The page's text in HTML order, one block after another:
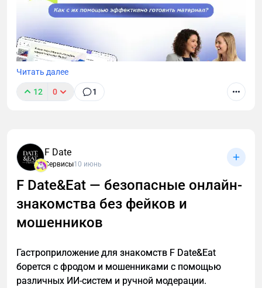
презентаций, проверочных работ, отчетности.
Именно здесь нейросети могут существенно
облегчить процесс.
Читать далее
12 0 1
F Date
Сервисы10 июнь
F Date&Eat — безопасные онлайн-
знакомства без фейков и
мошенников
Гастроприложение для знакомств F Date&Eat
борется с фродом и мошенниками с помощью
различных ИИ-систем и ручной модерации.